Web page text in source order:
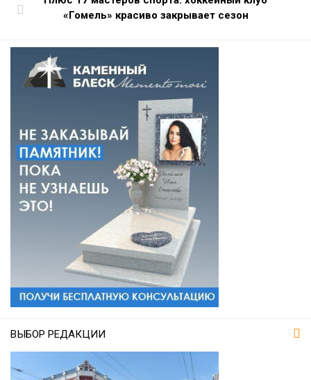
«Гомель» красиво закрывает сезон
ВЫБОР РЕДАКЦИИ